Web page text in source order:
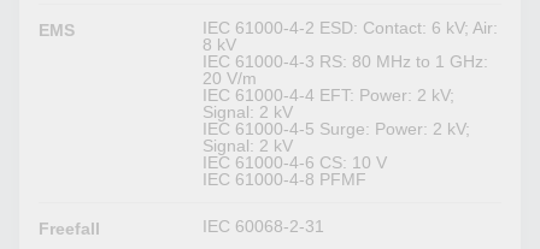
EMS
IEC 61000-4-2 ESD: Contact: 6 kV; Air:
8 kV
IEC 61000-4-3 RS: 80 MHz to 1 GHz:
20 V/m
IEC 61000-4-4 EFT: Power: 2 kV;
Signal: 2 kV
IEC 61000-4-5 Surge: Power: 2 kV;
Signal: 2 kV
IEC 61000-4-6 CS: 10 V
IEC 61000-4-8 PFMF
Freefall IEC 60068-2-31